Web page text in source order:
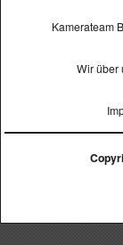
Kamerateam
Wir über